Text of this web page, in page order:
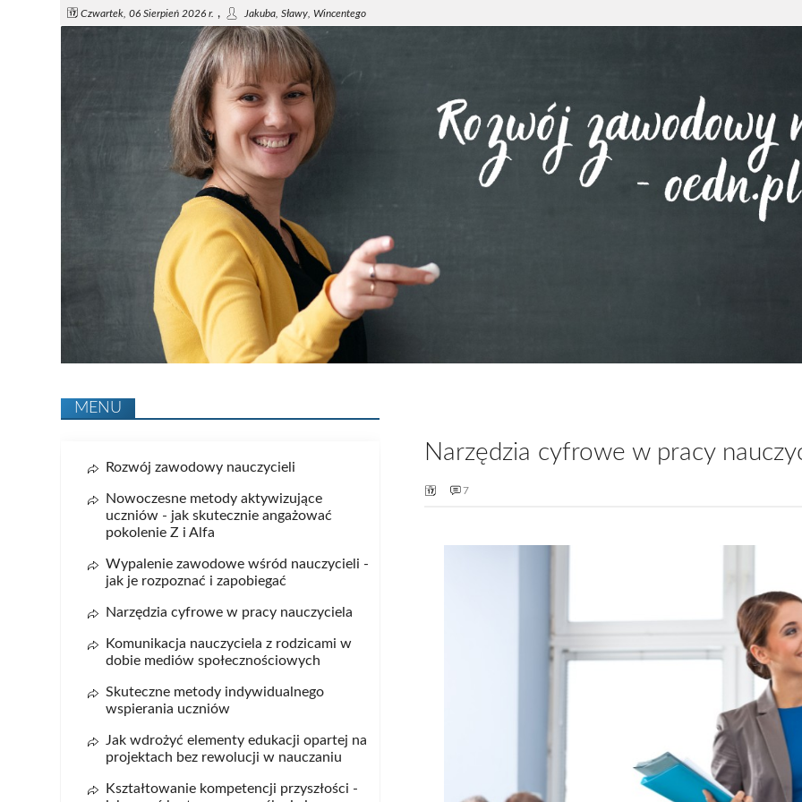
Czwartek, 06 Sierpień 2026 r. , Jakuba, Sławy, Wincentego
Narzędzia cyfrowe w pracy
7
MENU
Rozwój zawodowy nauczycieli
Nowoczesne metody aktywizujące
uczniów - jak skutecznie angażować
pokolenie Z i Alfa
Wypalenie zawodowe wśród nauczycieli -
jak je rozpoznać i zapobiegać
Narzędzia cyfrowe w pracy nauczyciela
Komunikacja nauczyciela z rodzicami w
dobie mediów społecznościowych
Skuteczne metody indywidualnego
wspierania uczniów
Jak wdrożyć elementy edukacji opartej na
projektach bez rewolucji w nauczaniu
Kształtowanie kompetencji przyszłości -